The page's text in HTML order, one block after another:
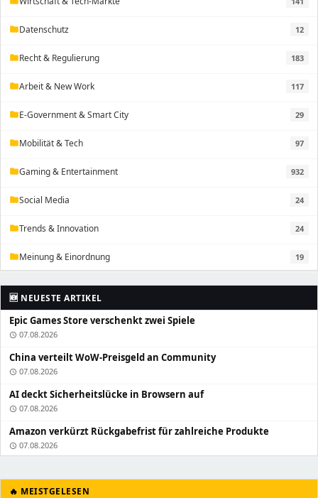
folderDatenschutz 12
folderRecht & Regulierung 183
folderArbeit & New Work 117
folderE-Government & Smart City 29
folderMobilität & Tech 97
folderGaming & Entertainment 932
folderSocial Media 24
folderTrends & Innovation 24
folderMeinung & Einordnung 19
🆕 NEUESTE ARTIKEL
Epic Games Store verschenkt zwei Spiele
schedule 07.08.2026
China verteilt WoW-Preisgeld an Community
schedule 07.08.2026
AI deckt Sicherheitslücke in Browsern auf
schedule 07.08.2026
Amazon verkürzt Rückgabefrist für zahlreiche Produkte
schedule 07.08.2026
🔥 MEISTGELESEN